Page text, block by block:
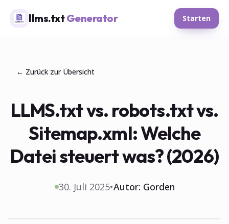
llms.txtGenerator Starten
← Zurück zur Übersicht
LLMS.txt vs. robots.txt vs.
Sitemap.xml: Welche
Datei steuert was? (2026)
30. Juli 2025•Autor: Gorden